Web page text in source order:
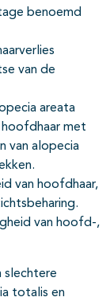
benoemd
van de
areata
met
van alopecia
van hoofdhaar,
van hoofd-,
slechtere
totalis en